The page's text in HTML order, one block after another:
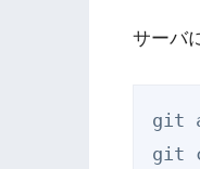
サーバ
git
git